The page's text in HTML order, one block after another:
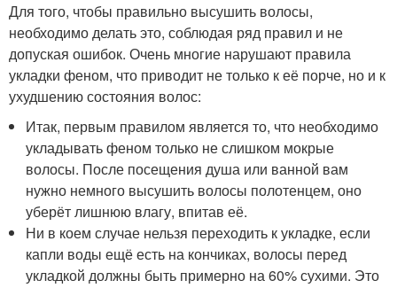
Для того, чтобы правильно высушить волосы,
необходимо делать это, соблюдая ряд правил и не
допуская ошибок. Очень многие нарушают правила
укладки феном, что приводит не только к её порче, но и к
ухудшению состояния волос:
Итак, первым правилом является то, что необходимо
укладывать феном только не слишком мокрые
волосы. После посещения душа или ванной вам
нужно немного высушить волосы полотенцем, оно
уберёт лишнюю влагу, впитав её.
Ни в коем случае нельзя переходить к укладке, если
капли воды ещё есть на кончиках, волосы перед
укладкой должны быть примерно на 60% сухими. Это